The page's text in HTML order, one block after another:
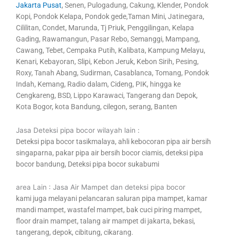
Jakarta Pusat, Senen, Pulogadung, Cakung, Klender, Pondok
Kopi, Pondok Kelapa, Pondok gede,Taman Mini, Jatinegara,
Cililitan, Condet, Marunda, Tj Priuk, Penggilingan, Kelapa
Gading, Rawamangun, Pasar Rebo, Semanggi, Mampang,
Cawang, Tebet, Cempaka Putih, Kalibata, Kampung Melayu,
Kenari, Kebayoran, Slipi, Kebon Jeruk, Kebon Sirih, Pesing,
Roxy, Tanah Abang, Sudirman, Casablanca, Tomang, Pondok
Indah, Kemang, Radio dalam, Cideng, PIK, hingga ke
Cengkareng, BSD, Lippo Karawaci, Tangerang dan Depok,
Kota Bogor, kota Bandung, cilegon, serang, Banten
Jasa Deteksi pipa bocor wilayah lain :
Deteksi pipa bocor tasikmalaya, ahli kebocoran pipa air bersih
singaparna, pakar pipa air bersih bocor ciamis, deteksi pipa
bocor bandung, Deteksi pipa bocor sukabumi
area Lain : Jasa Air Mampet dan deteksi pipa bocor
kami juga melayani pelancaran saluran pipa mampet, kamar
mandi mampet, wastafel mampet, bak cuci piring mampet,
floor drain mampet, talang air mampet di jakarta, bekasi,
tangerang, depok, cibitung, cikarang.